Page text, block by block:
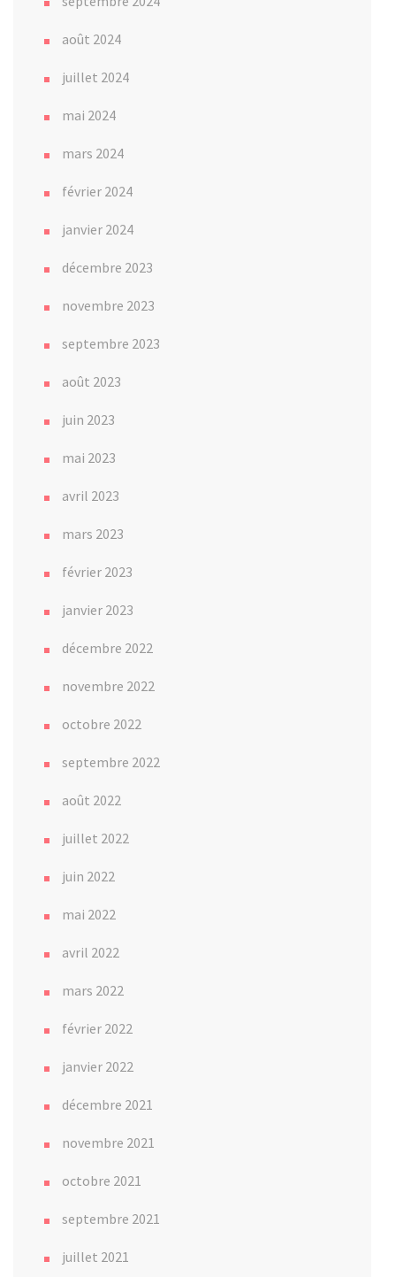
août 2024
juillet 2024
mai 2024
mars 2024
février 2024
janvier 2024
décembre 2023
novembre 2023
septembre 2023
août 2023
juin 2023
mai 2023
avril 2023
mars 2023
février 2023
janvier 2023
décembre 2022
novembre 2022
octobre 2022
septembre 2022
août 2022
juillet 2022
juin 2022
mai 2022
avril 2022
mars 2022
février 2022
janvier 2022
décembre 2021
novembre 2021
octobre 2021
septembre 2021
juillet 2021